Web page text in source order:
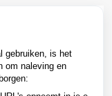
gebruiken, is het
om naleving en